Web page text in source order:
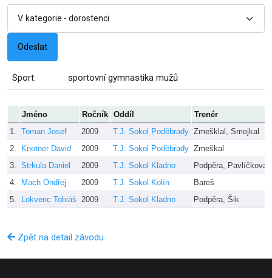
Sport: sportovní gymnastika mužů
Jméno Ročník Oddíl
Trenér
1. Toman Josef 2009 T.J. Sokol Poděbrady Zmešklal, Smejkal
2.
Knotner David 2009 T.J. Sokol Poděbrady Zmeškal
3. Strkula Daniel 2009 T.J. Sokol Kladno
Podpěra, Pavlíčková
4.
Mach Ondřej 2009 T.J. Sokol Kolín
Bareš
5.
Lokvenc Tobiáš 2009 T.J. Sokol Kladno Podpěra, Šik
Zpět na detail závodu